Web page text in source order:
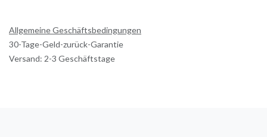
Allgemeine Geschäftsbedingungen
30-Tage-Geld-zurück-Garantie
Versand: 2-3 Geschäftstage